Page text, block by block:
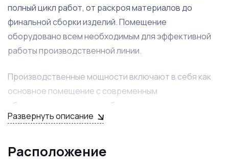
полный цикл работ, от раскроя материалов до
финальной сборки изделий. Помещение
оборудовано всем необходимым для эффективной
работы производственной линии.
Производственные мощности включают в себя как
основное помещение с современным
оборудованием, так и удобную площадку для
хранения материалов и готовой продукции.
подъезд грузового транспорта и организацию
Развернуть описание
Расположение